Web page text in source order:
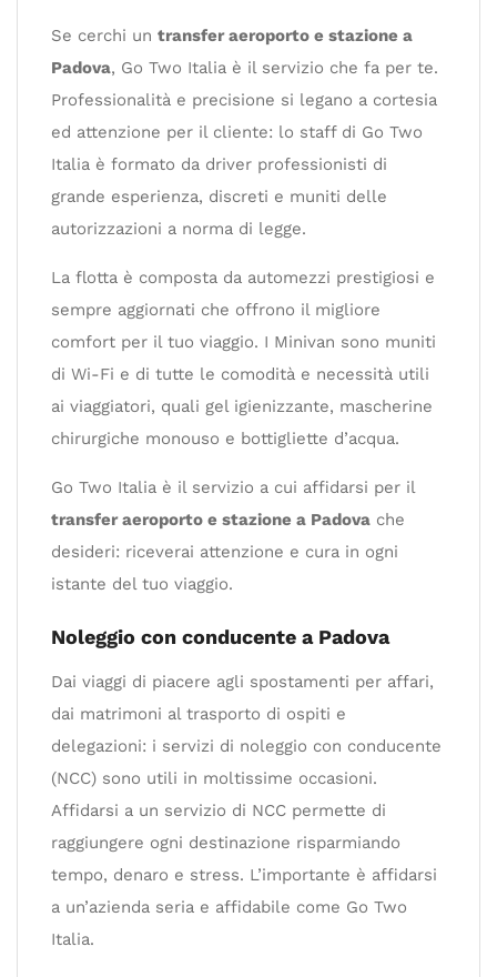
Se cerchi un transfer aeroporto e stazione a
Padova, Go Two Italia è il servizio che fa per te.
Professionalità e precisione si legano a cortesia
ed attenzione per il cliente: lo staff di Go Two
Italia è formato da driver professionisti di
grande esperienza, discreti e muniti delle
autorizzazioni a norma di legge.
La flotta è composta da automezzi prestigiosi e
sempre aggiornati che offrono il migliore
comfort per il tuo viaggio. I Minivan sono muniti
di Wi-Fi e di tutte le comodità e necessità utili
ai viaggiatori, quali gel igienizzante, mascherine
chirurgiche monouso e bottigliette d’acqua.
Go Two Italia è il servizio a cui affidarsi per il
transfer aeroporto e stazione a Padova che
desideri: riceverai attenzione e cura in ogni
istante del tuo viaggio.
Noleggio con conducente a Padova
Dai viaggi di piacere agli spostamenti per affari,
dai matrimoni al trasporto di ospiti e
delegazioni: i servizi di noleggio con conducente
(NCC) sono utili in moltissime occasioni.
Affidarsi a un servizio di NCC permette di
raggiungere ogni destinazione risparmiando
tempo, denaro e stress. L’importante è affidarsi
a un’azienda seria e affidabile come Go Two
Italia.